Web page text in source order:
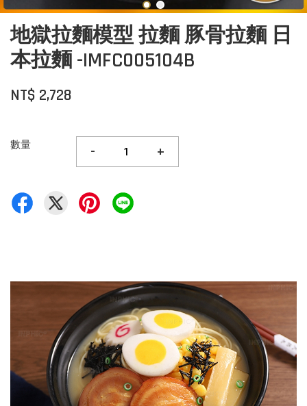
地獄拉麵模型 拉麵 豚骨拉麵 日
本拉麵 -IMFC005104B
NT$ 2,728
數量 - +